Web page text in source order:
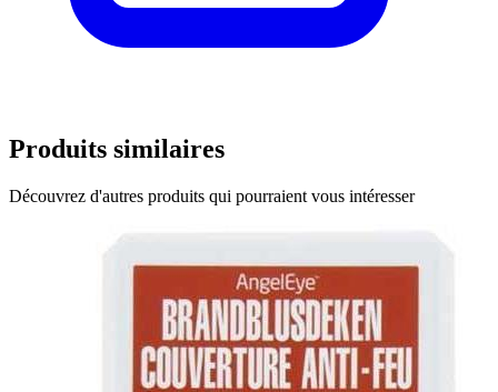
Produits similaires
Découvrez d'autres produits qui pourraient vous intéresser